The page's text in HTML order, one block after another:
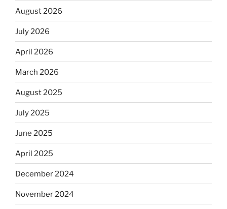
August 2026
July 2026
April 2026
March 2026
August 2025
July 2025
June 2025
April 2025
December 2024
November 2024